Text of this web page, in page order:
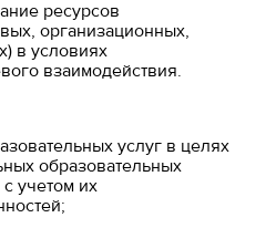
ресурсов
организационных,
в условиях
взаимодействия.
услуг в целях
образовательных
учетом их